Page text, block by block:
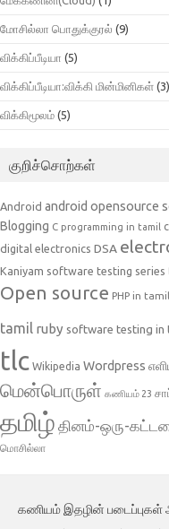
மோசில்லா பொதுக்குரல் (9)
விக்கிப்பீடியா (5)
விக்கிப்பீடியா:விக்கி மின்மினிகள் (3)
விக்கிமூலம் (5)
குறிச்சொற்கள்
Android android opensource
Blogging C programming in tamil
digital electronics DSA
Kaniyam software testing series
Open source PHP in tamil
tamil ruby software testing in
tlc Wikipedia Wordpress
மென்பொருள் கணியம் 23
தமிழ் தினம்-ஒரு-
மொசில்லா
கணியம் இதழின் படைப்புகள்